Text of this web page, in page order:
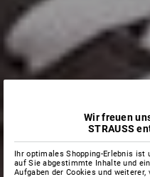
Wir freuen
STRAUSS
Ihr optimales Shopping-Erlebnis ist
auf Sie abgestimmte Inhalte und
Aufgaben der Cookies und weiterer,